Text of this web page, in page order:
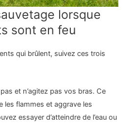
lorsque
sont en feu
qui brûlent, suivez ces trois
et n’agitez pas vos bras. Ce
les flammes et aggrave les
essayer d’atteindre de l’eau ou